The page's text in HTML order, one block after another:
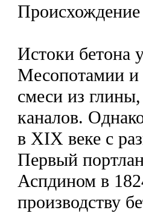
Происхождение
Истоки бетона
Месопотамии и
смеси из
каналов.
в XIX веке с
Первый
Аспдином в
производству